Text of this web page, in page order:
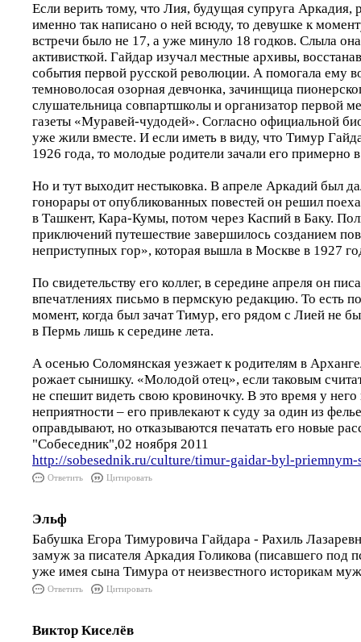
Если верить тому, что Лия, будущая супруга Аркадия,
именно так написано о ней всюду, то девушке к
встречи было не 17, а уже минуло 18 годков. Слыла
активисткой. Гайдар изучал местные архивы,
события первой русской революции. А помогала ему
темноволосая озорная девчонка, зачинщица
слушательница совпартшколы и организатор первой
газеты «Муравей-чудодей». Согласно официальной
уже жили вместе. И если иметь в виду, что Тимур
1926 года, то молодые родители зачали его примерно
Но и тут выходит нестыковка. В апреле Аркадий был
гонорары от опубликованных повестей он решил
в Ташкент, Кара-Кумы, потом через Каспий в Баку.
приключений путешествие завершилось созданием
неприступных гор», которая вышла в Москве в 1927
По свидетельству его коллег, в середине апреля он
впечатлениях письмо в пермскую редакцию. То есть
момент, когда был зачат Тимур, его рядом с Лией не
в Пермь лишь к середине лета.
А осенью Соломянская уезжает к родителям в
рожает сынишку. «Молодой отец», если таковым
не спешит видеть свою кровиночку. В это время у него
неприятности – его привлекают к суду за один из
оправдывают, но отказываются печатать его новые
"Собеседник",02 ноября 2011
http://sobesednik.ru/culture/timur-gaidar-byl-priemnym-
Ответить Цитировать
Эльф
Бабушка Егора Тимуровича Гайдара - Рахиль
замуж за писателя Аркадия Голикова (писавшего под
уже имея сына Тимура от неизвестного историкам
Ответить Цитировать
Виктор Киселёв